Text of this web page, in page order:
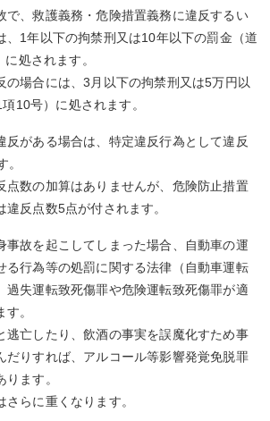
で、救護義務・危険措置義務に違反するい
、1年以下の拘禁刑又は10年以下の罰金（道
処されます。
の場合には、3月以下の拘禁刑又は5万円以
10号）に処されます。
反がある場合は、特定違反行為として違反
。
点数の加算はありませんが、危険防止措置
反点数5点が付されます。
事故を起こしてしまった場合、自動車の運
る行為等の処罰に関する法律（自動車運転
過失運転致死傷罪や危険運転致死傷罪が適
。
逃亡したり、飲酒の事実を誤魔化すため事
だりすれば、アルコール等影響発覚免脱罪
ます。
らに重くなります。